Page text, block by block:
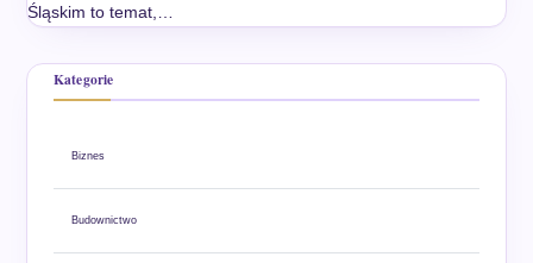
Śląskim to temat,…
Kategorie
Biznes
Budownictwo